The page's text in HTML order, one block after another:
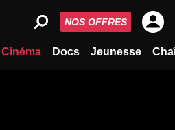
Cinéma Docs Jeunesse
NOS OFFRES